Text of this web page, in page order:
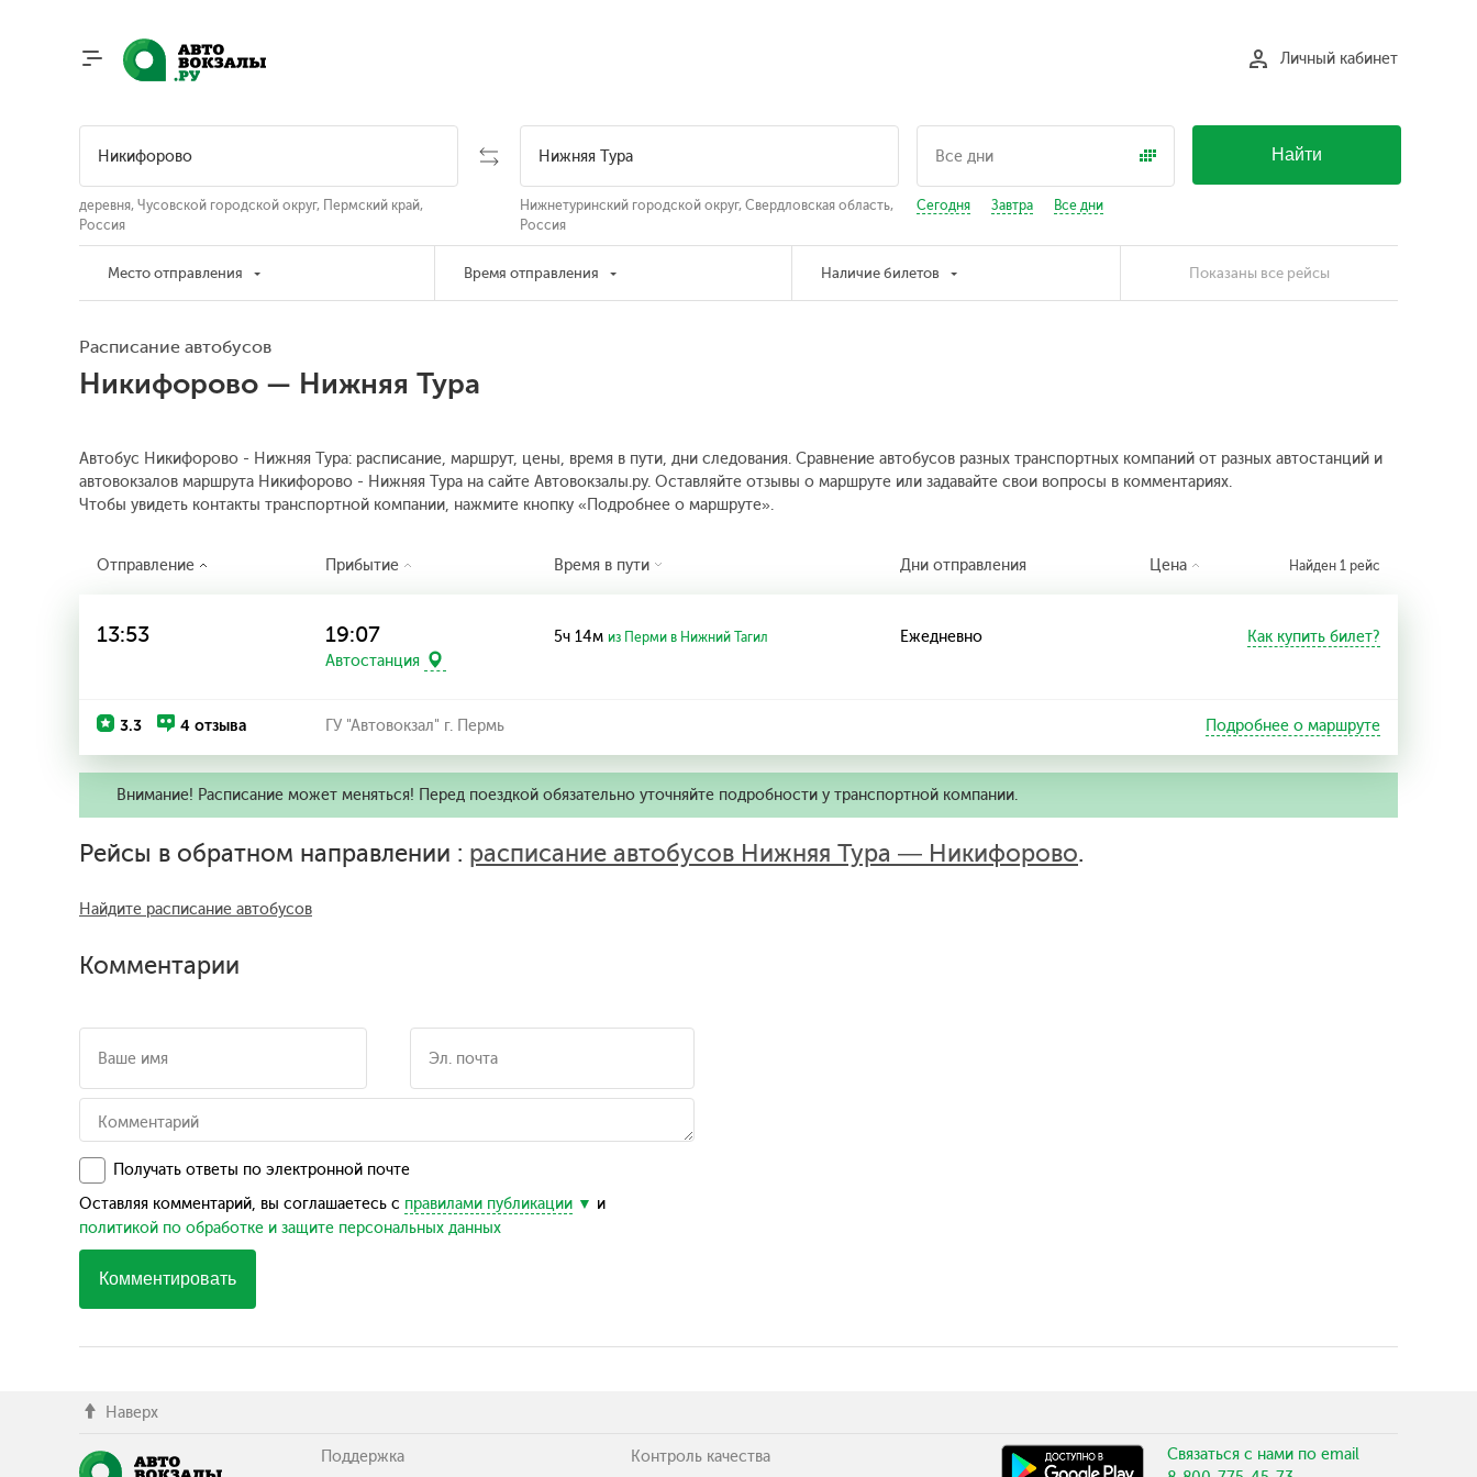
Личный кабинет
деревня, Чусовской городской округ, Пермский край,
Россия
Нижнетуринский городской округ, Свердловская область,
Россия
Сегодня Завтра Все дни
Найти
Место отправления Время отправления Наличие билетов Показаны все рейсы
Расписание автобусов
Никифорово — Нижняя Тура
Автобус Никифорово - Нижняя Тура: расписание, маршрут, цены, время в пути, дни следования. Сравнение автобусов разных транспортных компаний от разных автостанций и
автовокзалов маршрута Никифорово - Нижняя Тура на сайте Автовокзалы.ру. Оставляйте отзывы о маршруте или задавайте свои вопросы в комментариях.
Чтобы увидеть контакты транспортной компании, нажмите кнопку «Подробнее о маршруте».
Отправление Прибытие Время в пути Дни отправления Цена Найден 1 рейс
13:53 19:07
Автостанция
5ч 14м из Перми в Нижний Тагил Ежедневно Как купить билет?
3.3 4 отзыва ГУ "Автовокзал" г. Пермь Подробнее о маршруте
Внимание! Расписание может меняться! Перед поездкой обязательно уточняйте подробности у транспортной компании.
Рейсы в обратном направлении : расписание автобусов Нижняя Тура — Никифорово.
Найдите расписание автобусов
Комментарии
Получать ответы по электронной почте
Оставляя комментарий, вы соглашаетесь с правилами публикации
и
политикой по обработке и защите персональных данных
Комментировать
Наверх
Поддержка
Контроль качества
Связаться с нами по email